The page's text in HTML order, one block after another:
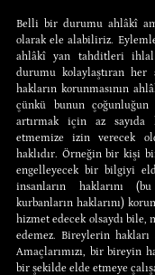
Belli bir durumu ahlâkî
olarak ele alabiliriz.
ahlâkî yan tahditleri ihlal
durumu kolaylaştıran her
hakların korunmasının
çünkü bunun çoğunluğun
artırmak için az sayıda
etmemize izin verecek
haklıdır. Örneğin bir kişi
engelleyecek bir bilgiyi
insanların haklarını
kurbanların haklarını)
hizmet edecek olsaydı bile,
edemez. Bireylerin
Amaçlarımızı, bir bireyin
bir şekilde elde etmeye